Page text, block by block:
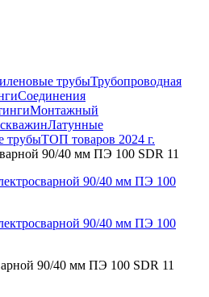
трубыТрубопроводная
Соединения
Монтажный
Латунные
трубыТОП товаров 2024 г.
90/40 мм ПЭ 100 SDR 11
90/40 мм ПЭ 100 SDR 11